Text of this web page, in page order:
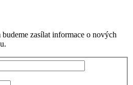
zasílat informace o nových